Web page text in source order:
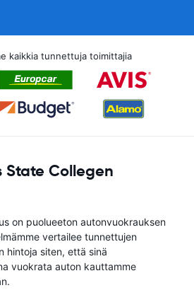
kaikkia tunnettuja toimittajia
Collegen
on puolueeton autonvuokrauksen
vertailee tunnettujen
hintoja siten, että sinä
vuokrata auton kauttamme